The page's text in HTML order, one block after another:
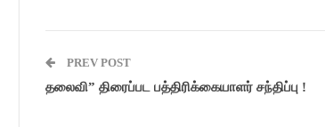
PREV POST
தலைவி” திரைப்பட பத்திரிக்கையாளர் சந்திப்பு !